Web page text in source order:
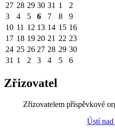
27 28 29 30 31 1
2
3
4 5 6 7 8
9
10 11 12 13 14 15 16
17 18 19 20 21 22 23
24 25 26 27 28 29 30
31 1 2 3 4 5 6
Zřizovatel
Zřizovatelem příspěvkové
Ústí